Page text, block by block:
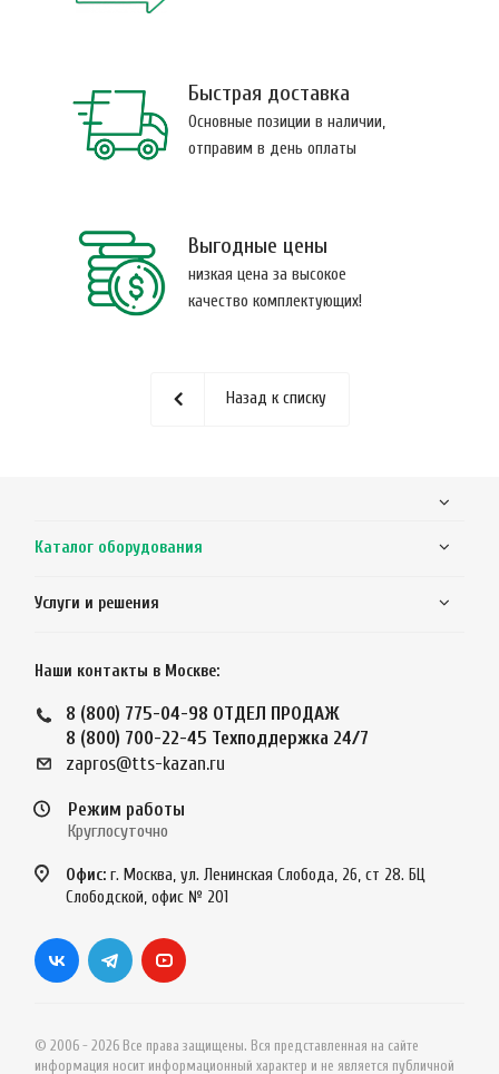
Быстрая доставка
Основные позиции в наличии,
отправим в день оплаты
Выгодные цены
низкая цена за высокое
качество комплектующих!
Назад к списку
Каталог оборудования
Услуги и решения
Наши контакты в Москве:
8 (800) 775-04-98 ОТДЕЛ ПРОДАЖ
8 (800) 700-22-45 Техподдержка 24/7
zapros@tts-kazan.ru
Режим работы
Круглосуточно
Офис: г. Москва, ул. Ленинская Слобода, 26, ст 28. БЦ
Слободской, офис № 201
© 2006 - 2026 Все права защищены. Вся представленная на сайте
информация носит информационный характер и не является публичной